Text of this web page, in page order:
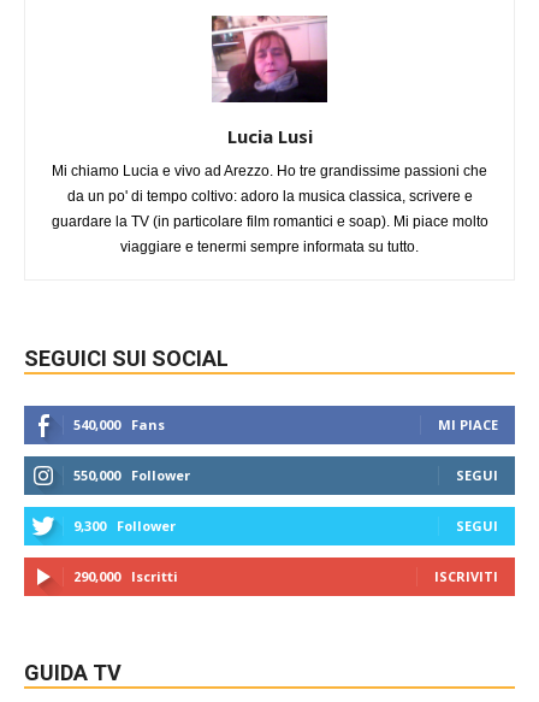
Lucia Lusi
Mi chiamo Lucia e vivo ad Arezzo. Ho tre grandissime passioni che
da un po' di tempo coltivo: adoro la musica classica, scrivere e
guardare la TV (in particolare film romantici e soap). Mi piace molto
viaggiare e tenermi sempre informata su tutto.
SEGUICI SUI SOCIAL
540,000 Fans MI PIACE
550,000 Follower SEGUI
9,300 Follower SEGUI
290,000 Iscritti ISCRIVITI
GUIDA TV